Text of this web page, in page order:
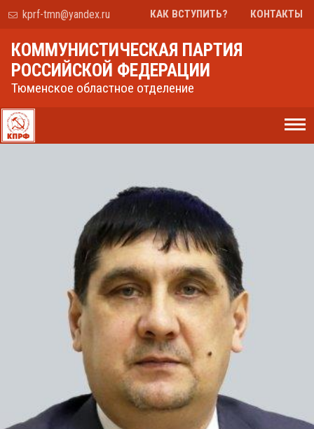
kprf-tmn@yandex.ru КАК ВСТУПИТЬ? КОНТАКТЫ
КОММУНИСТИЧЕСКАЯ ПАРТИЯ
РОССИЙСКОЙ ФЕДЕРАЦИИ
Тюменское областное отделение